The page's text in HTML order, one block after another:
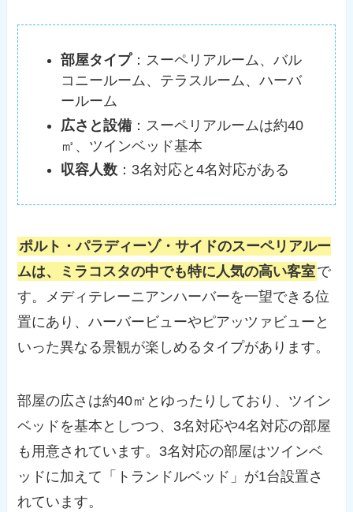
部屋タイプ：スーペリアルーム、バル
コニールーム、テラスルーム、ハーバ
ールーム
広さと設備 ：スーペリアルームは約40
㎡、ツインベッド基本
収容人数 ：3名対応と4名対応がある
ポルト・パラディーゾ・サイドのスーペリアルー
ムは、ミラコスタの中でも特に人気の高い客室で
す。メディテレーニアンハーバーを一望できる位
置にあり、ハーバービューやピアッツァビューと
いった異なる景観が楽しめるタイプがあります。
部屋の広さは約40㎡とゆったりしており、ツイン
ベッドを基本としつつ、3名対応や4名対応の部屋
も用意されています。3名対応の部屋はツインベ
ッドに加えて「トランドルベッド」が1台設置さ
れています。